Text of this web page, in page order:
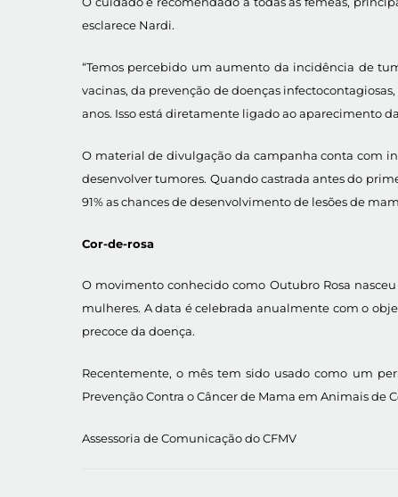
esclarece Nardi.
“Temos percebido um aumento da incidência de
vacinas, da prevenção de doenças
anos. Isso está diretamente ligado ao aparecimento
O material de divulgação da campanha conta com
desenvolver tumores. Quando castrada antes do
91% as chances de desenvolvimento de lesões de
Cor-de-rosa
O movimento conhecido como Outubro Rosa
mulheres. A data é celebrada anualmente com o
precoce da doença.
Recentemente, o mês tem sido usado como um
Prevenção Contra o Câncer de Mama em Animais de
Assessoria de Comunicação do CFMV